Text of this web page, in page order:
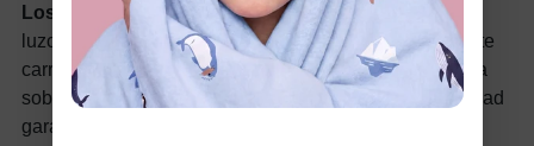
Los disfraces de Halloweengarantizarán que todos
luzcan perfectos mientras tu familia sortea la inquietante
carrera de obstáculos, se arrastra bajo telarañas y salta
sobre lápidas. Además, los materiales de primera calidad
garantizan la comodidad de todos, incluso durante las